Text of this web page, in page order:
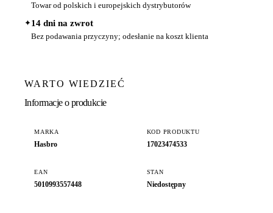
Towar od polskich i europejskich dystrybutorów
✦14 dni na zwrot
Bez podawania przyczyny; odesłanie na koszt klienta
WARTO WIEDZIEĆ
Informacje o produkcie
MARKA
Hasbro
KOD PRODUKTU
17023474533
EAN
5010993557448
STAN
Niedostępny